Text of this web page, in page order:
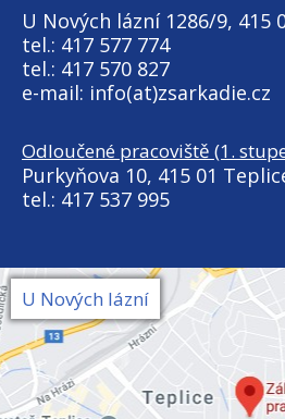
U Nových lázní 1286/9, 415
tel.: 417 577 774
tel.: 417 570 827
e-mail: info(at)zsarkadie.cz
Odloučené pracoviště (1.
Purkyňova 10, 415 01
tel.: 417 537 995